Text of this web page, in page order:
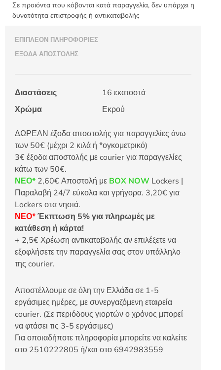
Σε προιόντα που κόβονται κατά παραγγελία, δεν υπάρχει η
δυνατότητα επιστροφής ή αντικαταβολής
ΕΠΙΠΛΈΟΝ ΠΛΗΡΟΦΟΡΊΕΣ
ΈΞΟΔΑ ΑΠΟΣΤΟΛΉΣ
Διαστάσεις
16 εκατοστά
Χρώμα
Εκρού
ΔΩΡΕΑΝ έξοδα αποστολής για παραγγελίες άνω
των 50€ (μέχρι 2 κιλά ή *ογκομετρικό)
3€ έξοδα αποστολής με courier για παραγγελίες
κάτω των 50€.
ΝΕΟ* 2,60€ Αποστολή με BOX NOW Lockers |
Παραλαβή 24/7 εύκολα και γρήγορα. 3,20€ για
Lockers στα νησιά.
ΝΕΟ*Έκπτωση 5% για πληρωμές με
κατάθεση ή κάρτα!
+ 2,5€ Χρέωση αντικαταβολής αν επιλέξετε να
εξοφλήσετε την παραγγελία σας στον υπάλληλο
της courier.
Αποστέλλουμε σε όλη την Ελλάδα σε 1-5
εργάσιμες ημέρες, με συνεργαζόμενη εταιρεία
courier. (Σε περιόδους γιορτών ο χρόνος μπορεί
να φτάσει τις 3-5 εργάσιμες)
Για οποιαδήποτε πληροφορία μπορείτε να καλείτε
στο 2510222805 ή/και στο 6942983559